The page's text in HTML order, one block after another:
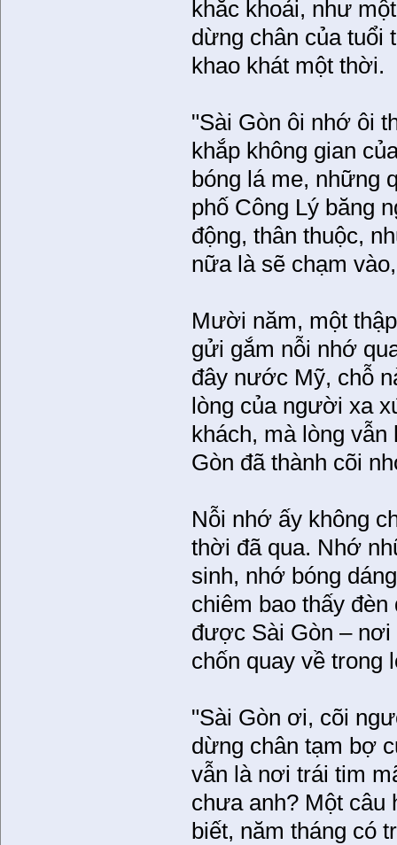
khắc khoải, như
dừng chân của tuổi
khao khát một thời.
"Sài Gòn ôi nhớ ôi
khắp không gian
bóng lá me, những
phố Công Lý băng
động, thân thuộc,
nữa là sẽ chạm
Mười năm, một
gửi gắm nỗi nhớ
đây nước Mỹ, chỗ
lòng của người xa
khách, mà lòng
Gòn đã thành cõi
Nỗi nhớ ấy không
thời đã qua. Nhớ
sinh, nhớ bóng
chiêm bao thấy
được Sài Gòn –
chốn quay về trong
"Sài Gòn ơi, cõi
dừng chân tạm bợ
vẫn là nơi trái tim
chưa anh? Một câu
biết, năm tháng có